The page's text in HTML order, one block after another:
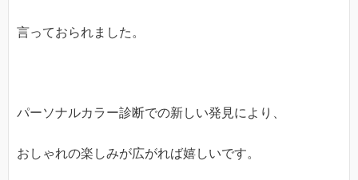
言っておられました。
パーソナルカラー診断での新しい発見により、
おしゃれの楽しみが広がれば嬉しいです。